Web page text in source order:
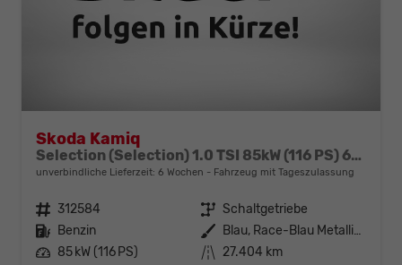
Skoda Kamiq
Selection (Selection) 1.0 TSI 85kW (116 PS) 6-Gang Schaltgetriebe
unverbindliche Lieferzeit: 6 Wochen Fahrzeug mit Tageszulassung
Fahrzeugnr. 312584 Getriebe Schaltgetriebe
Kraftstoff Benzin Außenfarbe
Blau, Race-Blau Metallic (8X)
Leistung 85 kW (116 PS) Kilometerstand 27.404 km